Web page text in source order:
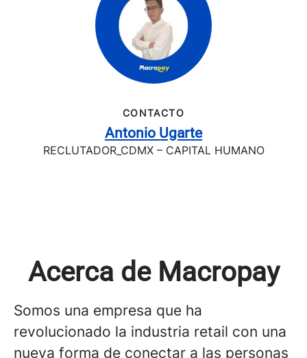
CONTACTO
Antonio Ugarte
RECLUTADOR_CDMX – CAPITAL HUMANO
Acerca de Macropay
Somos una empresa que ha
revolucionado la industria retail con una
nueva forma de conectar a las personas